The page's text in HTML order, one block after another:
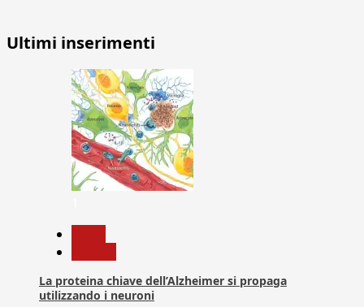
Ultimi inserimenti
La proteina chiave dell’Alzheimer si propaga
utilizzando i neuroni